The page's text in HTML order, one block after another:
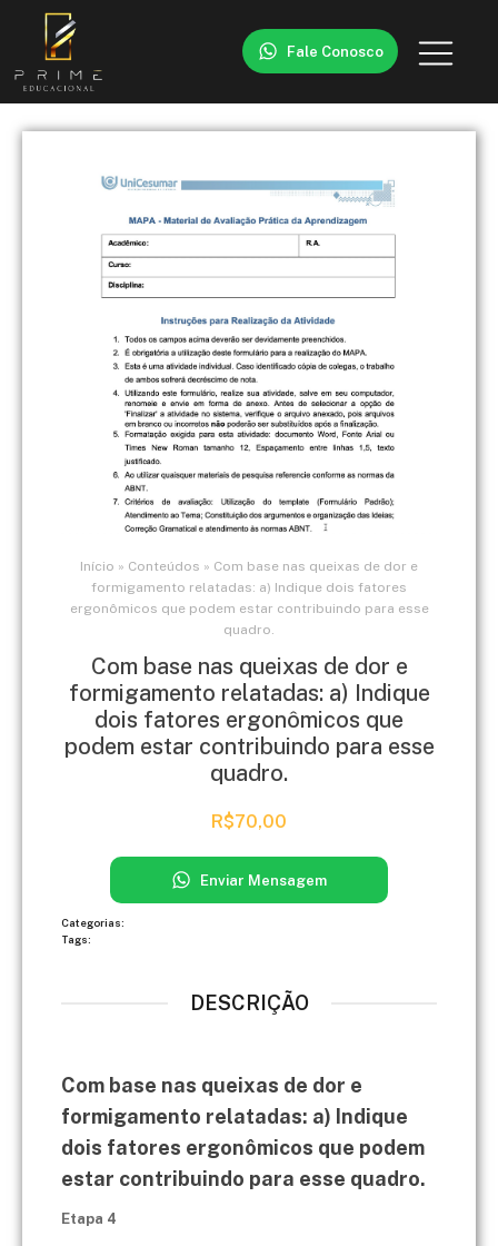
Fale Conosco
Início » Conteúdos » Com base nas queixas de dor e
formigamento relatadas: a) Indique dois fatores
ergonômicos que podem estar contribuindo para esse
quadro.
Com base nas queixas de dor e
formigamento relatadas: a) Indique
dois fatores ergonômicos que
podem estar contribuindo para esse
quadro.
R$70,00
Enviar Mensagem
Categorias:
Tags:
DESCRIÇÃO
Com base nas queixas de dor e
formigamento relatadas: a) Indique
dois fatores ergonômicos que podem
estar contribuindo para esse quadro.
Etapa 4